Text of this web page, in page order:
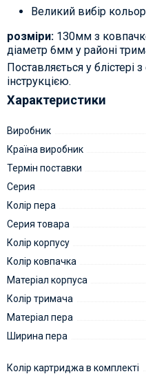
Великий вибір
розміри:130мм з
діаметр 6мм у районі
Поставляється у
інструкцією.
Характеристики
Виробник
Країна виробник
Термін поставки
Серия
Колір пера
Серия товара
Колір корпусу
Колір ковпачка
Матеріал корпуса
Колір тримача
Матеріал пера
Ширина пера
Колір картриджа в комплекті